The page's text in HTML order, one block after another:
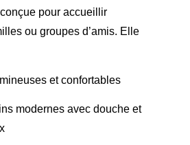
pour accueillir
ou groupes d’amis. Elle
et confortables
modernes avec douche et